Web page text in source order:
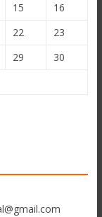
15
16
22
23
29
30